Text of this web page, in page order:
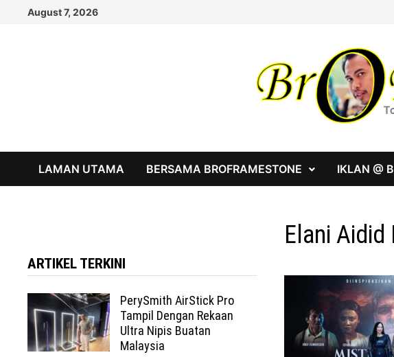
August 7, 2026
LAMAN UTAMA BERSAMA BROFRAMESTONE IKLAN @
Elani
ARTIKEL TERKINI
PerySmith AirStick Pro
Tampil Dengan Rekaan
Ultra Nipis Buatan
Malaysia